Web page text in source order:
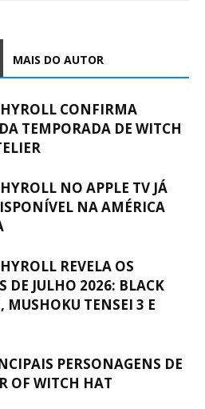
MAIS DO AUTOR
CONFIRMA
TEMPORADA DE WITCH
NO APPLE TV JÁ
NA AMÉRICA
REVELA OS
DE JULHO 2026: BLACK
MUSHOKU TENSEI 3 E
PERSONAGENS DE
OF WITCH HAT